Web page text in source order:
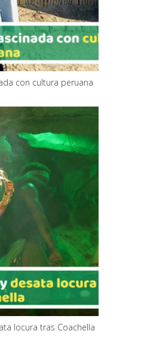
con cultura peruana
locura tras Coachella